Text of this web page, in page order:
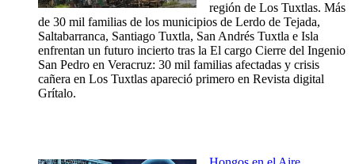
región de Los Tuxtlas. Más
de 30 mil familias de los municipios de Lerdo de Tejada,
Saltabarranca, Santiago Tuxtla, San Andrés Tuxtla e Isla
enfrentan un futuro incierto tras la El cargo Cierre del Ingenio
San Pedro en Veracruz: 30 mil familias afectadas y crisis
cañera en Los Tuxtlas apareció primero en Revista digital
Grítalo.